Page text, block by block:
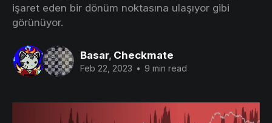
işaret eden bir dönüm noktasına ulaşıyor gibi
görünüyor.
Basar, Checkmate
Feb 22, 2023 • 9 min read